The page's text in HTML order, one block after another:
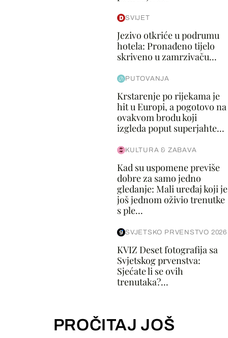
SVIJET
Jezivo otkriće u podrumu
hotela: Pronađeno tijelo
skriveno u zamrzivaču...
PUTOVANJA
Krstarenje po rijekama je
hit u Europi, a pogotovo na
ovakvom brodu koji
izgleda poput superjahte...
KULTURA & ZABAVA
Kad su uspomene previše
dobre za samo jedno
gledanje: Mali uređaj koji je
još jednom oživio trenutke
s ple...
SVJETSKO PRVENSTVO 2026
KVIZ Deset fotografija sa
Svjetskog prvenstva:
Sjećate li se ovih
trenutaka?...
PROČITAJ JOŠ